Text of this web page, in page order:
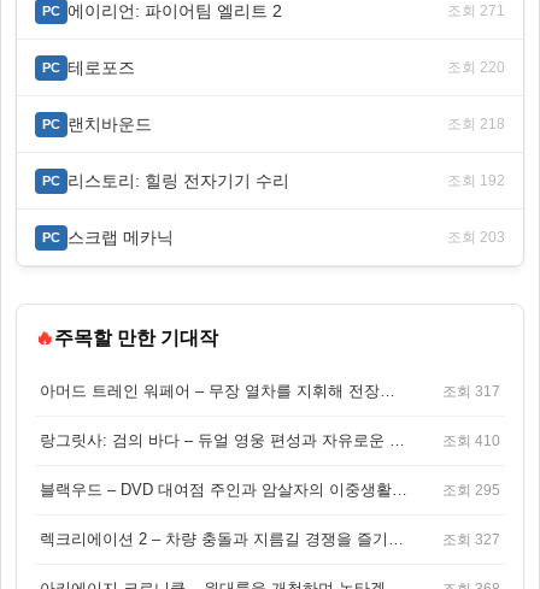
PC 에이리언: 파이어팀 엘리트 2 조회 271
PC 테로포즈 조회 220
PC 랜치바운드 조회 218
PC 리스토리: 힐링 전자기기 수리 조회 192
PC 스크랩 메카닉 조회 203
🔥주목할 만한 기대작
아머드 트레인 워페어 – 무장 열차를 지휘해 전장을 돌파하는 생존 전투 게임 조회 317
랑그릿사: 검의 바다 – 듀얼 영웅 편성과 자유로운 탐험을 결합한 판타지 전략 RPG 조회 410
블랙우드 – DVD 대여점 주인과 암살자의 이중생활을 그린 3인칭 액션 스릴러 게임 조회 295
렉크리에이션 2 – 차량 충돌과 지름길 경쟁을 즐기는 오픈월드 아케이드 레이싱 게임 조회 327